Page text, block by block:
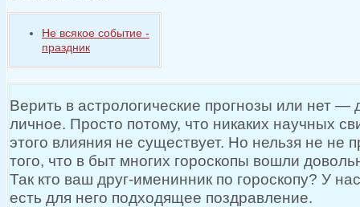
Не всякое событие -
праздник
Верить в астрологические прогнозы или нет —
личное. Просто потому, что никаких научных
этого влияния не существует. Но нельзя не не
того, что в быт многих гороскопы вошли
Так кто ваш друг-именинник по гороскопу? У нас
есть для него подходящее поздравление.